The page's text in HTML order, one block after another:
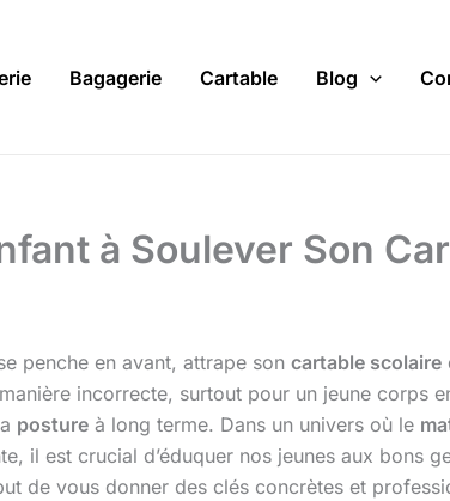
Bagagerie Cartable Blog
à Soulever Son
penche en avant, attrape son cartable scolaire
incorrecte, surtout pour un jeune corps
posture à long terme. Dans un univers où le
il est crucial d’éduquer nos jeunes aux bons
de vous donner des clés concrètes et